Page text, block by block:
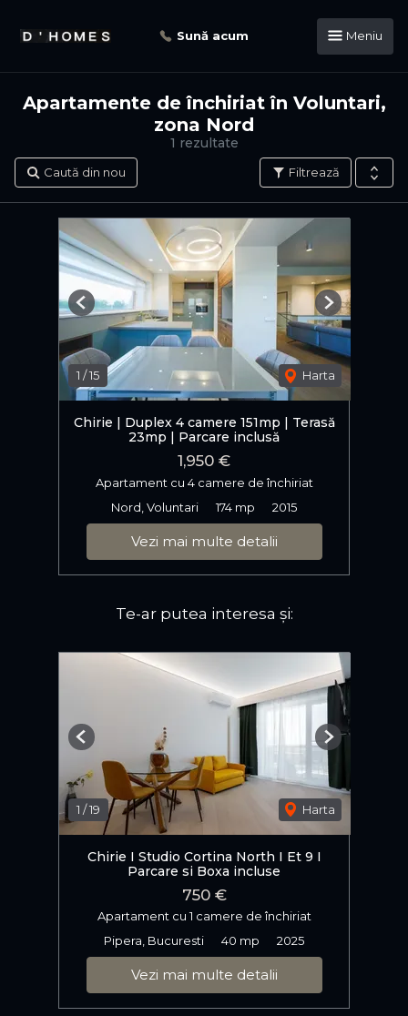
Sună acum Meniu
1 rezultate
Apartamente de închiriat în Voluntari,
zona Nord
Filtrează
Caută din nou
1 /15 Harta
Previous Next
Chirie | Duplex 4 camere 151mp | Terasă
23mp | Parcare inclusă
1,950 €
Apartament cu 4 camere de închiriat
Nord, Voluntari
174 mp 2015
Vezi mai multe detalii
Te-ar putea interesa și:
1 /19 Harta
Previous Next
Chirie I Studio Cortina North I Et 9 I
Parcare si Boxa incluse
750 €
Apartament cu 1 camere de închiriat
Pipera, Bucuresti
40 mp 2025
Vezi mai multe detalii